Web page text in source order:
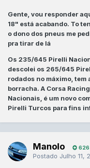
Gente, vou responder
18" está acabando. To
o dono dos pneus me
pra tirar de lá
Os 235/645 Pirelli
descolei os 265/645
rodados no máximo, tem
borracha. A Corsa
Nacionais, é um novo
Pirelli Turcos para fins
Manolo 626
Postado Julho 11,